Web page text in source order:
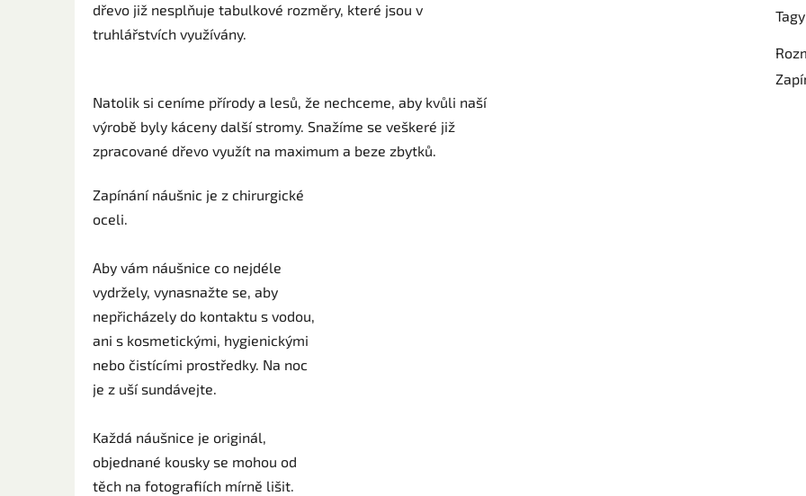
dřevo již nesplňuje tabulkové rozměry, které jsou v
truhlářstvích využívány.
Natolik si ceníme přírody a lesů, že nechceme, aby kvůli naší
výrobě byly káceny další stromy. Snažíme se veškeré již
zpracované dřevo využít na maximum a beze zbytků.
Zapínání náušnic je z chirurgické
oceli.
Aby vám náušnice co nejdéle
vydržely, vynasnažte se, aby
nepřicházely do kontaktu s vodou,
ani s kosmetickými, hygienickými
nebo čistícími prostředky. Na noc
je z uší sundávejte.
Každá náušnice je originál,
objednané kousky se mohou od
těch na fotografiích mírně lišit.
Tagy